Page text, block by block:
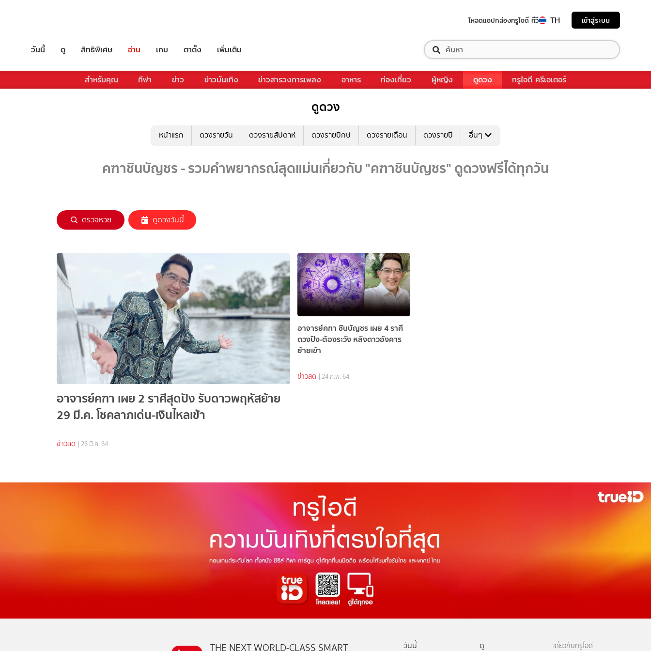
โหลดแอปกล่องทรูไอดี ทีวี TH เข้าสู่ระบบ
วันนี้ ดู สิทธิพิเศษ อ่าน เกม ตาตั้ง เพิ่มเติม
สำหรับคุณ กีฬา ข่าว ข่าวบันเทิง ข่าวสารวงการเพลง อาหาร ท่องเที่ยว ผู้หญิง ดูดวง ทรูไอดี ครีเอเตอร์
ดูดวง
หน้าแรก ดวงรายวัน ดวงรายสัปดาห์ ดวงรายปักษ์ ดวงรายเดือน ดวงรายปี อื่นๆ
คฑาชินบัญชร - รวมคำพยากรณ์สุดแม่นเกี่ยวกับ "คฑาชินบัญชร" ดูดวงฟรีได้ทุกวัน
ตรวจหวย ดูดวงวันนี้
อาจารย์คฑา เผย 2 ราศีสุดปัง รับดาวพฤหัสย้าย
29 มี.ค. โชคลาภเด่น-เงินไหลเข้า
ข่าวสด | 26 มี.ค. 64
อาจารย์คฑา ชินบัญชร เผย 4 ราศี
ดวงปัง-ต้องระวัง หลังดาวอังคาร
ย้ายเข้า
ข่าวสด | 24 ก.พ. 64
THE NEXT WORLD-CLASS SMART วันนี้ ดู เกี่ยวกับทรูไอดี